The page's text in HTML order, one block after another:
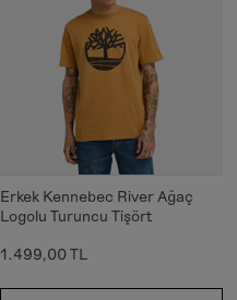
Erkek Kennebec River Ağaç
Logolu Turuncu Tişört
1.499,00 TL